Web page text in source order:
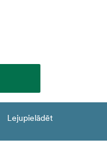
Lejupielādēt